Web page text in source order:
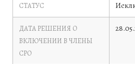
СТАТУС
ДАТА РЕШЕНИЯ О
ВКЛЮЧЕНИИ В ЧЛЕНЫ
СРО